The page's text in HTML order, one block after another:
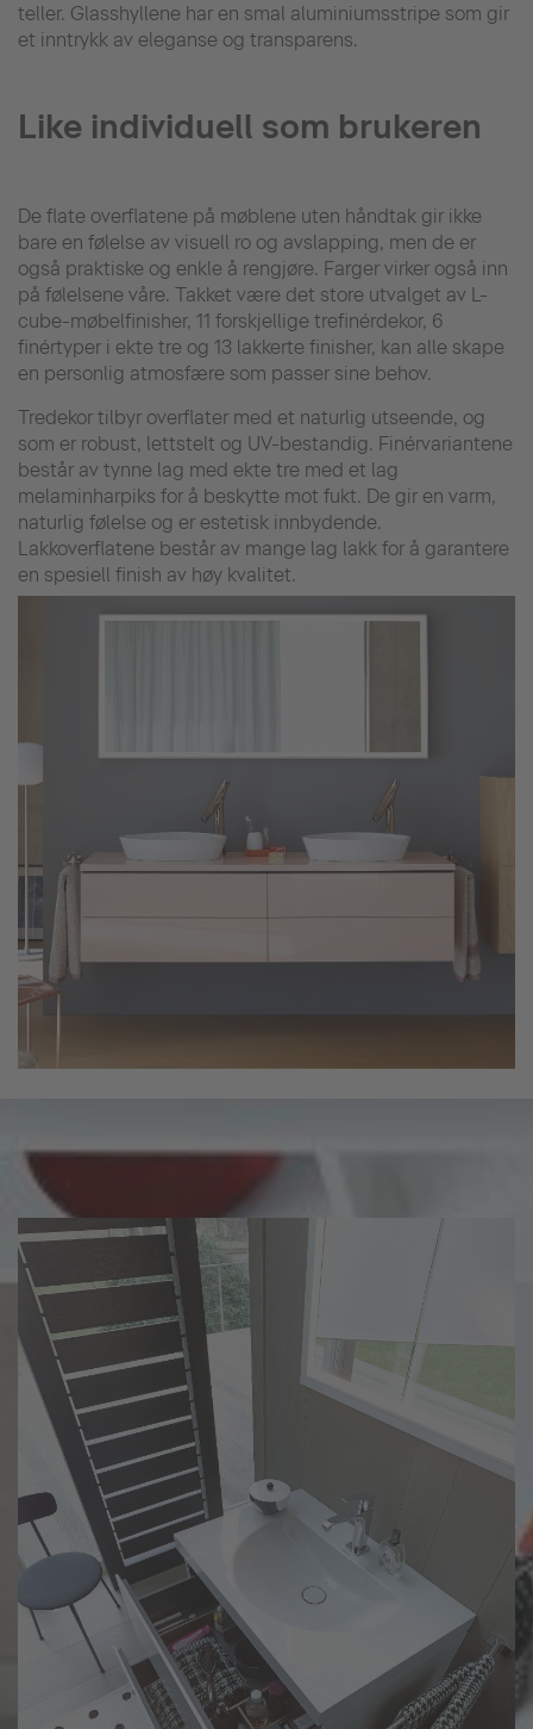
teller. Glasshyllene har en smal aluminiumsstripe som gir
et inntrykk av eleganse og transparens.
Like individuell som brukeren
De flate overflatene på møblene uten håndtak gir ikke
bare en følelse av visuell ro og avslapping, men de er
også praktiske og enkle å rengjøre. Farger virker også inn
på følelsene våre. Takket være det store utvalget av L-
cube-møbelfinisher, 11 forskjellige trefinérdekor, 6
finértyper i ekte tre og 13 lakkerte finisher, kan alle skape
en personlig atmosfære som passer sine behov.
Tredekor tilbyr overflater med et naturlig utseende, og
som er robust, lettstelt og UV-bestandig. Finérvariantene
består av tynne lag med ekte tre med et lag
melaminharpiks for å beskytte mot fukt. De gir en varm,
naturlig følelse og er estetisk innbydende.
Lakkoverflatene består av mange lag lakk for å garantere
en spesiell finish av høy kvalitet.